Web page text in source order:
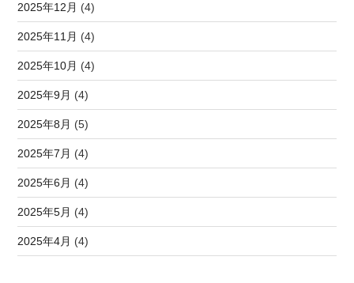
2025年12月 (4)
2025年11月 (4)
2025年10月 (4)
2025年9月 (4)
2025年8月 (5)
2025年7月 (4)
2025年6月 (4)
2025年5月 (4)
2025年4月 (4)